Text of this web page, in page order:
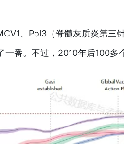
、Pol3（脊髓灰质炎第三
一番。不过，2010年后100多